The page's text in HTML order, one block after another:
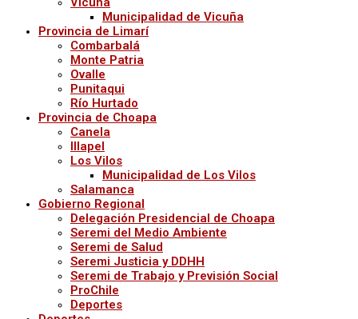
Municipalidad de Vicuña
Provincia de Limarí
Combarbalá
Monte Patria
Ovalle
Punitaqui
Río Hurtado
Provincia de Choapa
Canela
Illapel
Los Vilos
Municipalidad de Los Vilos
Salamanca
Gobierno Regional
Delegación Presidencial de Choapa
Seremi del Medio Ambiente
Seremi de Salud
Seremi Justicia y DDHH
Seremi de Trabajo y Previsión Social
ProChile
Deportes